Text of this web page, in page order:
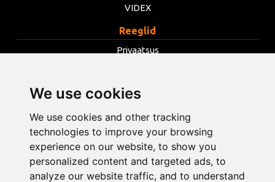
We use cookies
We use cookies and other tracking
technologies to improve your browsing
experience on our website, to show you
personalized content and targeted ads, to
analyze our website traffic, and to understand
VIDEX
Reeglid
Privaatsus
Küpsised
Muuda küpsiste seadeid
info@opentools.lv +371 26272360